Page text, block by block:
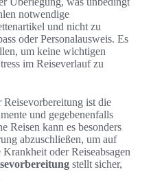
notwendige
und nicht zu
oder Personalausweis. Es
um keine wichtigen
im Reiseverlauf zu
ist die
und gegebenenfalls
Reisen kann es besonders
abzuschließen, um auf
oder Reiseabsagen
stellt sicher,